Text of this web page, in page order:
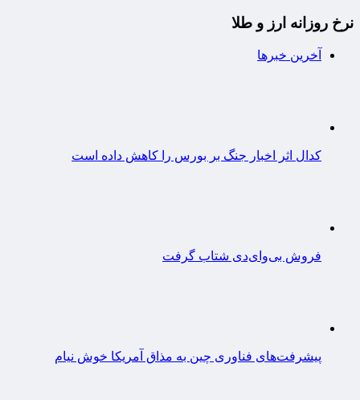
نرخ روزانه ارز و طلا
آخرین خبرها
کدال اثر اخبار جنگ بر بورس را کاهش داده است
فروش بی‌وای‌دی شتاب گرفت
پیشرفت‌های فناوری چین به مذاق آمریکا خوش نیام